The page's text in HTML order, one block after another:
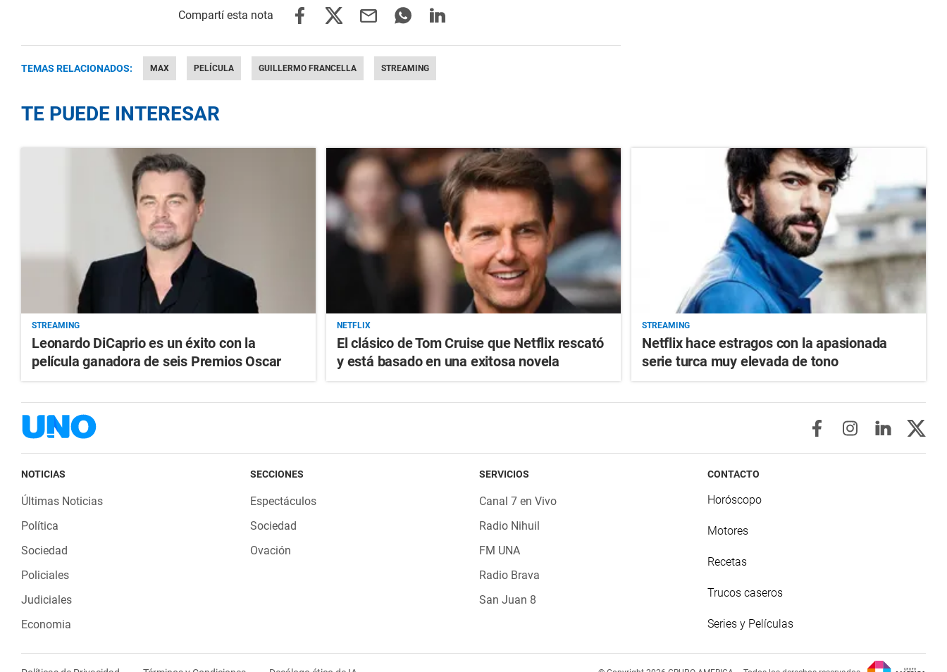
TEMAS RELACIONADOS: MAX PELÍCULA GUILLERMO FRANCELLA STREAMING
TE PUEDE INTERESAR
STREAMING
Leonardo DiCaprio es un éxito con la
película ganadora de seis Premios Oscar
NETFLIX
El clásico de Tom Cruise que Netflix rescató
y está basado en una exitosa novela
STREAMING
Netflix hace estragos con la apasionada
serie turca muy elevada de tono
NOTICIAS
Últimas Noticias
Política
Sociedad
Policiales
Judiciales
Economia
SECCIONES
Espectáculos
Sociedad
Ovación
SERVICIOS
Canal 7 en Vivo
Radio Nihuil
FM UNA
Radio Brava
San Juan 8
CONTACTO
Horóscopo
Motores
Recetas
Trucos caseros
Series y Películas